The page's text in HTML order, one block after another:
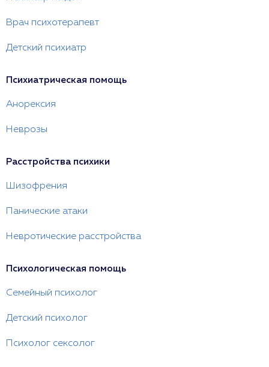
Врач психотерапевт
Детский психиатр
Психиатрическая помощь
Анорексия
Неврозы
Расстройства психики
Шизофрения
Панические атаки
Невротические расстройства
Психологическая помощь
Семейный психолог
Детский психолог
Психолог сексолог